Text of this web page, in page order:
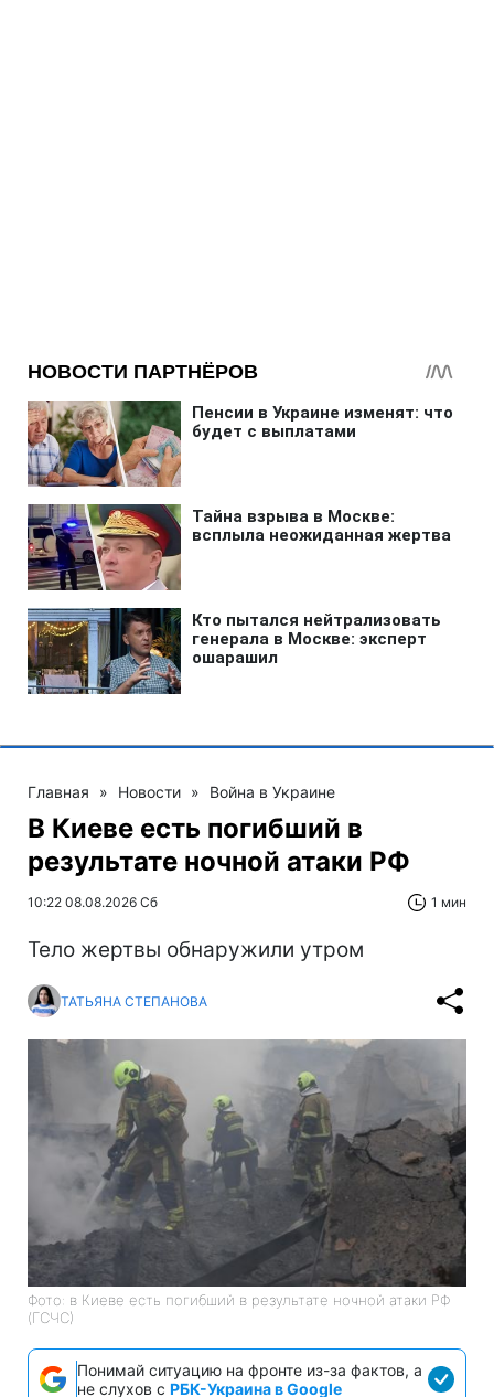
Главная » Новости » Война в Украине
В Киеве есть погибший в
результате ночной атаки РФ
10:22 08.08.2026 Сб 1 мин
Тело жертвы обнаружили утром
ТАТЬЯНА СТЕПАНОВА
Фото: в Киеве есть погибший в результате ночной атаки РФ
(ГСЧС)
Понимай ситуацию на фронте из-за фактов, а
не слухов с РБК-Украина в Google